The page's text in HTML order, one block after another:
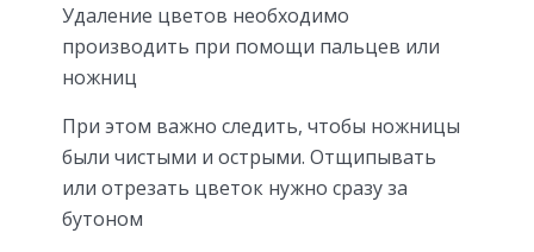
Удаление цветов необходимо
производить при помощи пальцев или
ножниц
При этом важно следить, чтобы ножницы
были чистыми и острыми. Отщипывать
или отрезать цветок нужно сразу за
бутоном